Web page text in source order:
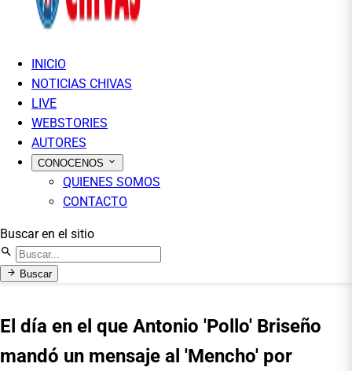
INICIO
NOTICIAS CHIVAS
LIVE
WEBSTORIES
AUTORES
CONOCENOS
QUIENES SOMOS
CONTACTO
Buscar en el sitio
Buscar
El día en el que Antonio 'Pollo' Briseño
mandó un mensaje al 'Mencho' por